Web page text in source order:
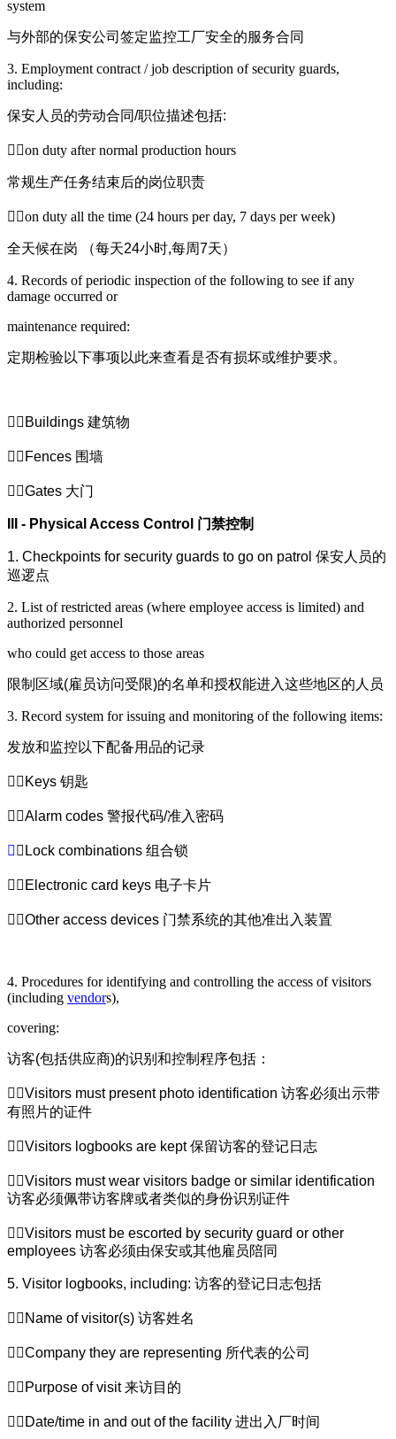
system
与外部的保安公司签定监控工厂安全的服务合同
3. Employment contract / job description of security guards,
including:
保安人员的劳动合同/职位描述包括:
on duty after normal production hours
常规生产任务结束后的岗位职责
on duty all the time (24 hours per day, 7 days per week)
全天候在岗 （每天24小时,每周7天）
4. Records of periodic inspection of the following to see if any
damage occurred or
maintenance required:
定期检验以下事项以此来查看是否有损坏或维护要求。
Buildings 建筑物
Fences 围墙
Gates 大门
III - Physical Access Control 门禁控制
1. Checkpoints for security guards to go on patrol 保安人员的
巡逻点
2. List of restricted areas (where employee access is limited) and
authorized personnel
who could get access to those areas
限制区域(雇员访问受限)的名单和授权能进入这些地区的人员
3. Record system for issuing and monitoring of the following items:
发放和监控以下配备用品的记录
Keys 钥匙
Alarm codes 警报代码/准入密码
 Lock combinations 组合锁
Electronic card keys 电子卡片
Other access devices 门禁系统的其他准出入装置
4. Procedures for identifying and controlling the access of visitors
(including vendors),
covering:
访客(包括供应商)的识别和控制程序包括：
Visitors must present photo identification 访客必须出示带
有照片的证件
Visitors logbooks are kept保留访客的登记日志
Visitors must wear visitors badge or similar identification
访客必须佩带访客牌或者类似的身份识别证件
Visitors must be escorted by security guard or other
employees 访客必须由保安或其他雇员陪同
5. Visitor logbooks, including: 访客的登记日志包括
Name of visitor(s) 访客姓名
Company they are representing 所代表的公司
Purpose of visit来访目的
Date/time in and out of the facility 进出入厂时间